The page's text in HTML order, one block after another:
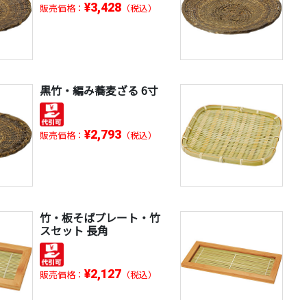
販売価格： ¥3,428 （税込）
黒竹・編み蕎麦ざる 6寸
販売価格： ¥2,793 （税込）
竹・板そばプレート・竹
スセット 長角
販売価格： ¥2,127 （税込）